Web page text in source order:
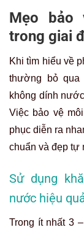
Mẹo bảo
trong giai
Khi tìm hiểu về
thường bỏ qua
không dính
Việc bảo vệ
phục diễn ra
chuẩn và đẹp tự
Sử dụng
nước hiệu
Trong ít nhất 3